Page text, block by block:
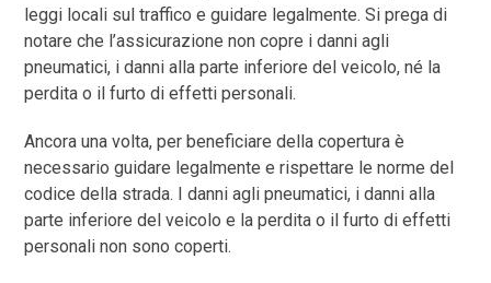
leggi locali sul traffico e guidare legalmente. Si prega di
notare che l’assicurazione non copre i danni agli
pneumatici, i danni alla parte inferiore del veicolo, né la
perdita o il furto di effetti personali.
Ancora una volta, per beneficiare della copertura è
necessario guidare legalmente e rispettare le norme del
codice della strada. I danni agli pneumatici, i danni alla
parte inferiore del veicolo e la perdita o il furto di effetti
personali non sono coperti.